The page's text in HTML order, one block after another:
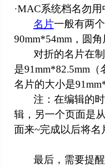
·MAC系统档名勿
名片一般有两
90mm*54mm，圆
对折的名片在制
是91mm*82.5mm
名片的大小是
注：在编辑的时
辑，另一个页面是
面来~完成以后将名
最后，需要提醒